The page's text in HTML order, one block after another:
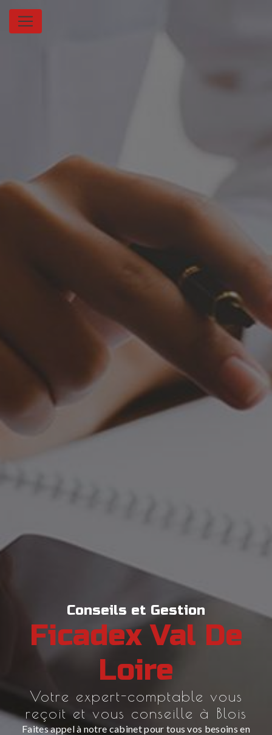
Conseils et Gestion
Ficadex Val De
Loire
Votre expert-comptable vous
reçoit et vous conseille à Blois
Faites appel à notre cabinet pour tous vos besoins en
Panneau de gestion des cookies